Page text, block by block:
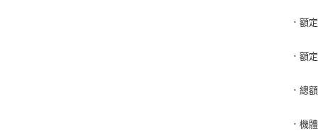
．額
．額
．總
．機